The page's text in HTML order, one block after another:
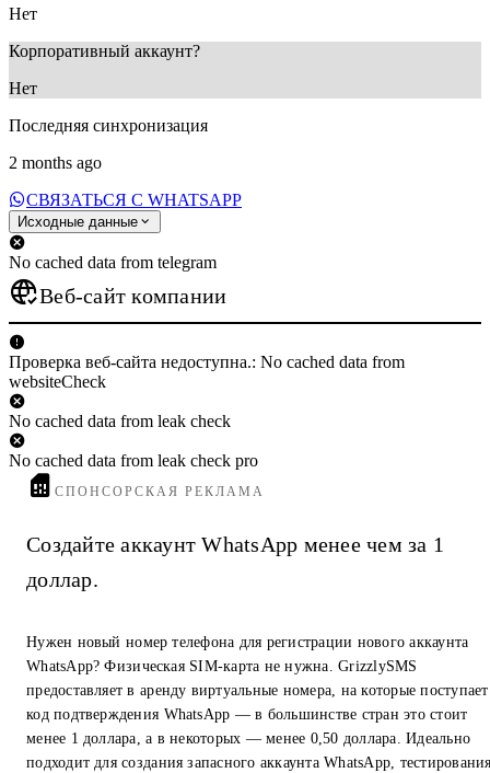
Нет
Корпоративный аккаунт?
Нет
Последняя синхронизация
2 months ago
СВЯЗАТЬСЯ С WHATSAPP
Исходные данные
No cached data from telegram
Веб-сайт компании
Проверка веб-сайта недоступна.: No cached data from
websiteCheck
No cached data from leak check
No cached data from leak check pro
СПОНСОРСКАЯ РЕКЛАМА
Создайте аккаунт WhatsApp менее чем за 1
доллар.
Нужен новый номер телефона для регистрации нового аккаунта
WhatsApp? Физическая SIM-карта не нужна. GrizzlySMS
предоставляет в аренду виртуальные номера, на которые поступает
код подтверждения WhatsApp — в большинстве стран это стоит
менее 1 доллара, а в некоторых — менее 0,50 доллара. Идеально
подходит для создания запасного аккаунта WhatsApp,